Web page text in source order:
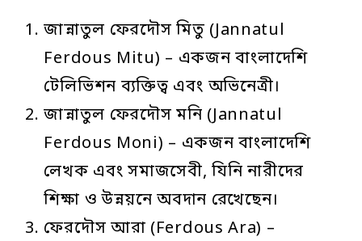
জান্নাতুল ফেরদৌস মিতু (Jannatul
Ferdous Mitu) – একজন বাংলাদেশি
টেলিভিশন ব্যক্তিত্ব এবং অভিনেত্রী।
জান্নাতুল ফেরদৌস মনি (Jannatul
Ferdous Moni) – একজন বাংলাদেশি
লেখক এবং সমাজসেবী, যিনি নারীদের
শিক্ষা ও উন্নয়নে অবদান রেখেছেন।
ফেরদৌস আরা (Ferdous Ara) –